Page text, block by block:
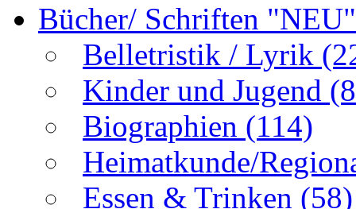
Bücher/ Schriften
Belletristik / Lyrik
Kinder und Jugend
Biographien (114)
Heimatkunde/
Essen & Trinken (58)